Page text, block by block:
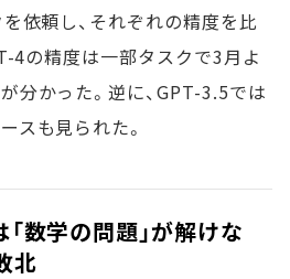
依頼し、それぞれの精度を比
4の精度は一部タスクで3月よ
分かった。逆に、GPT-3.5では
スも見られた。
数学の問題」が解けな
北